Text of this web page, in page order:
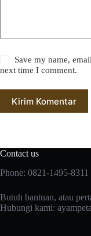
Save my name,
next time I comment.
Kirim Komentar
Contact us
Phone: 0821-1495-
Butuh bantuan, atau
Hubungi kami: